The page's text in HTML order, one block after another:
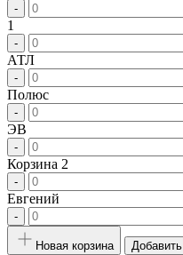
-
1
-
АТЛ
-
Полюс
-
ЭВ
-
Корзина 2
-
Евгений
-
Новая корзина Добавить